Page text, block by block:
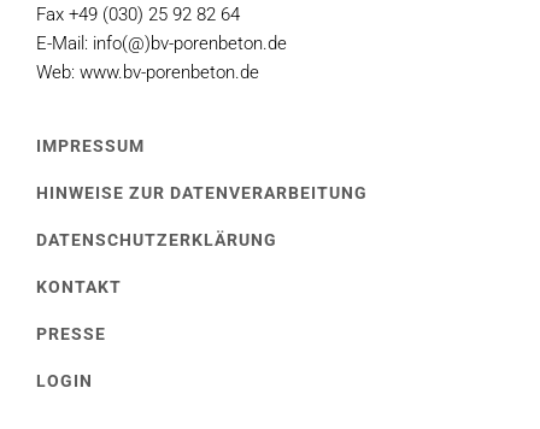
Fax +49 (030) 25 92 82 64
E-Mail: info(@)bv-porenbeton.de
Web: www.bv-porenbeton.de
IMPRESSUM
HINWEISE ZUR DATENVERARBEITUNG
DATENSCHUTZERKLÄRUNG
KONTAKT
PRESSE
LOGIN